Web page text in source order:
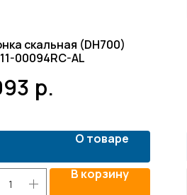
скальная (DH700)
00094RC-AL
р.
О товаре
В корзину